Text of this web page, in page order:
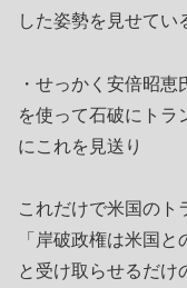
した姿勢を見せてい
・せっかく安倍昭
を使って石破にトラ
にこれを見送り
これだけで米国のト
「岸破政権は米国と
と受け取らせるだけ